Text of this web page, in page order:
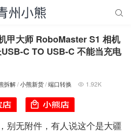

甲大师 RoboMaster S1 相机
C TO USB-C 不能当充电
拆解/小熊新货/端口转换  1.92K
别无附件，有人说这个是大疆